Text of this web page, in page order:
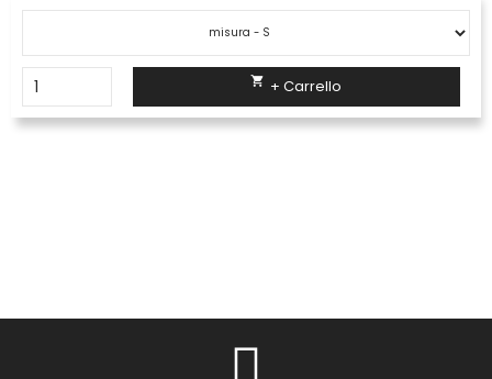
 + Carrello